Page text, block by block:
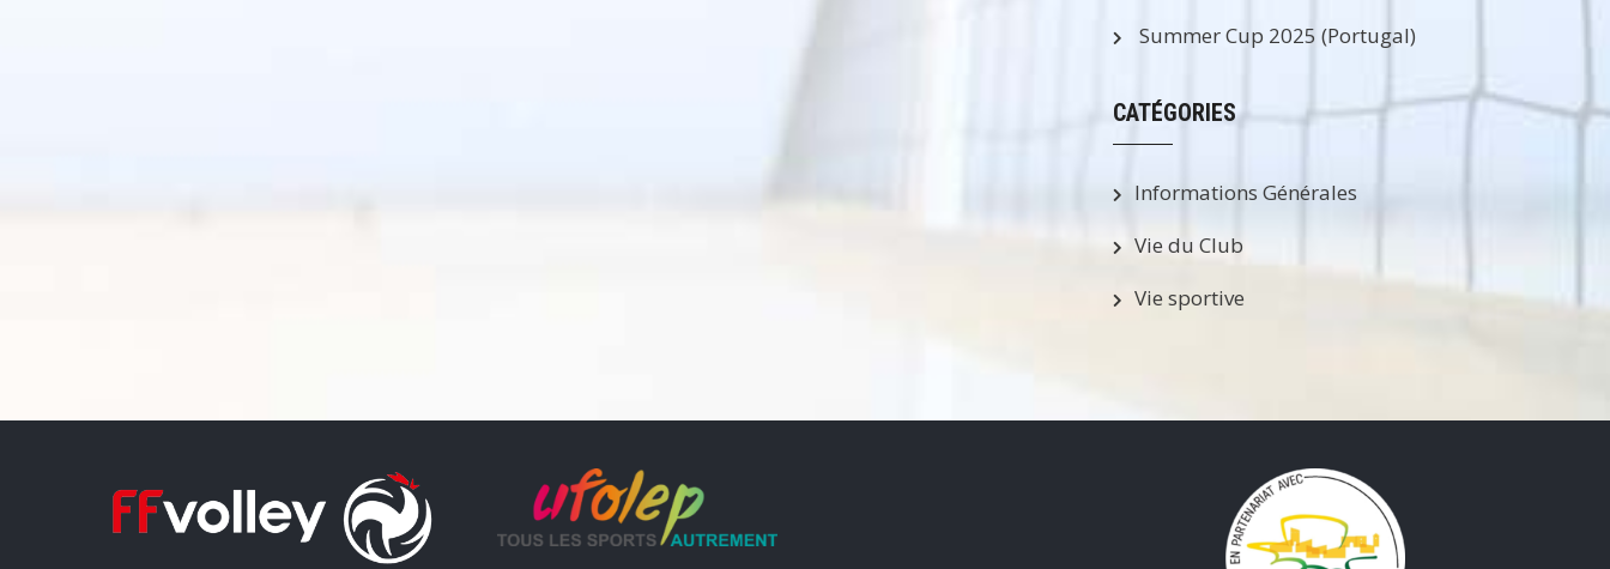
Summer Cup 2025 (Portugal)
CATÉGORIES
Informations Générales
Vie du Club
Vie sportive